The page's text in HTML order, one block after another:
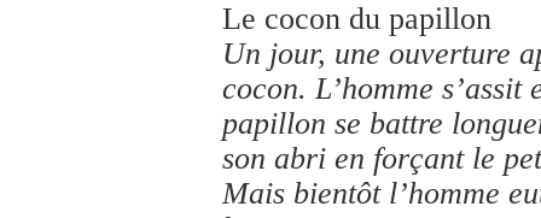
Le cocon du papillon
Un jour, une ouverture
cocon. L’homme
papillon se battre
son abri en forçant le
Mais bientôt l’homme